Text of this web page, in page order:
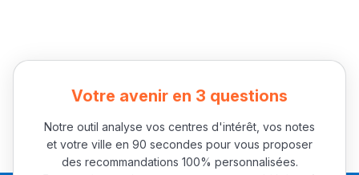
باش تقدر تساعد الناس
يلقاو التوازن من الدّاخل
Votre avenir en 3 questions
Notre outil analyse vos centres d'intérêt, vos notes
et votre ville en 90 secondes pour vous proposer
des recommandations 100% personnalisées.